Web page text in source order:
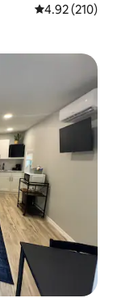
औसत रेटिंग 5 में से
4.92 (210)